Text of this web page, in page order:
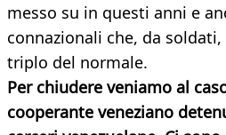
messo su in questi anni e
connazionali che, da
triplo del normale.
Per chiudere veniamo al
cooperante veneziano